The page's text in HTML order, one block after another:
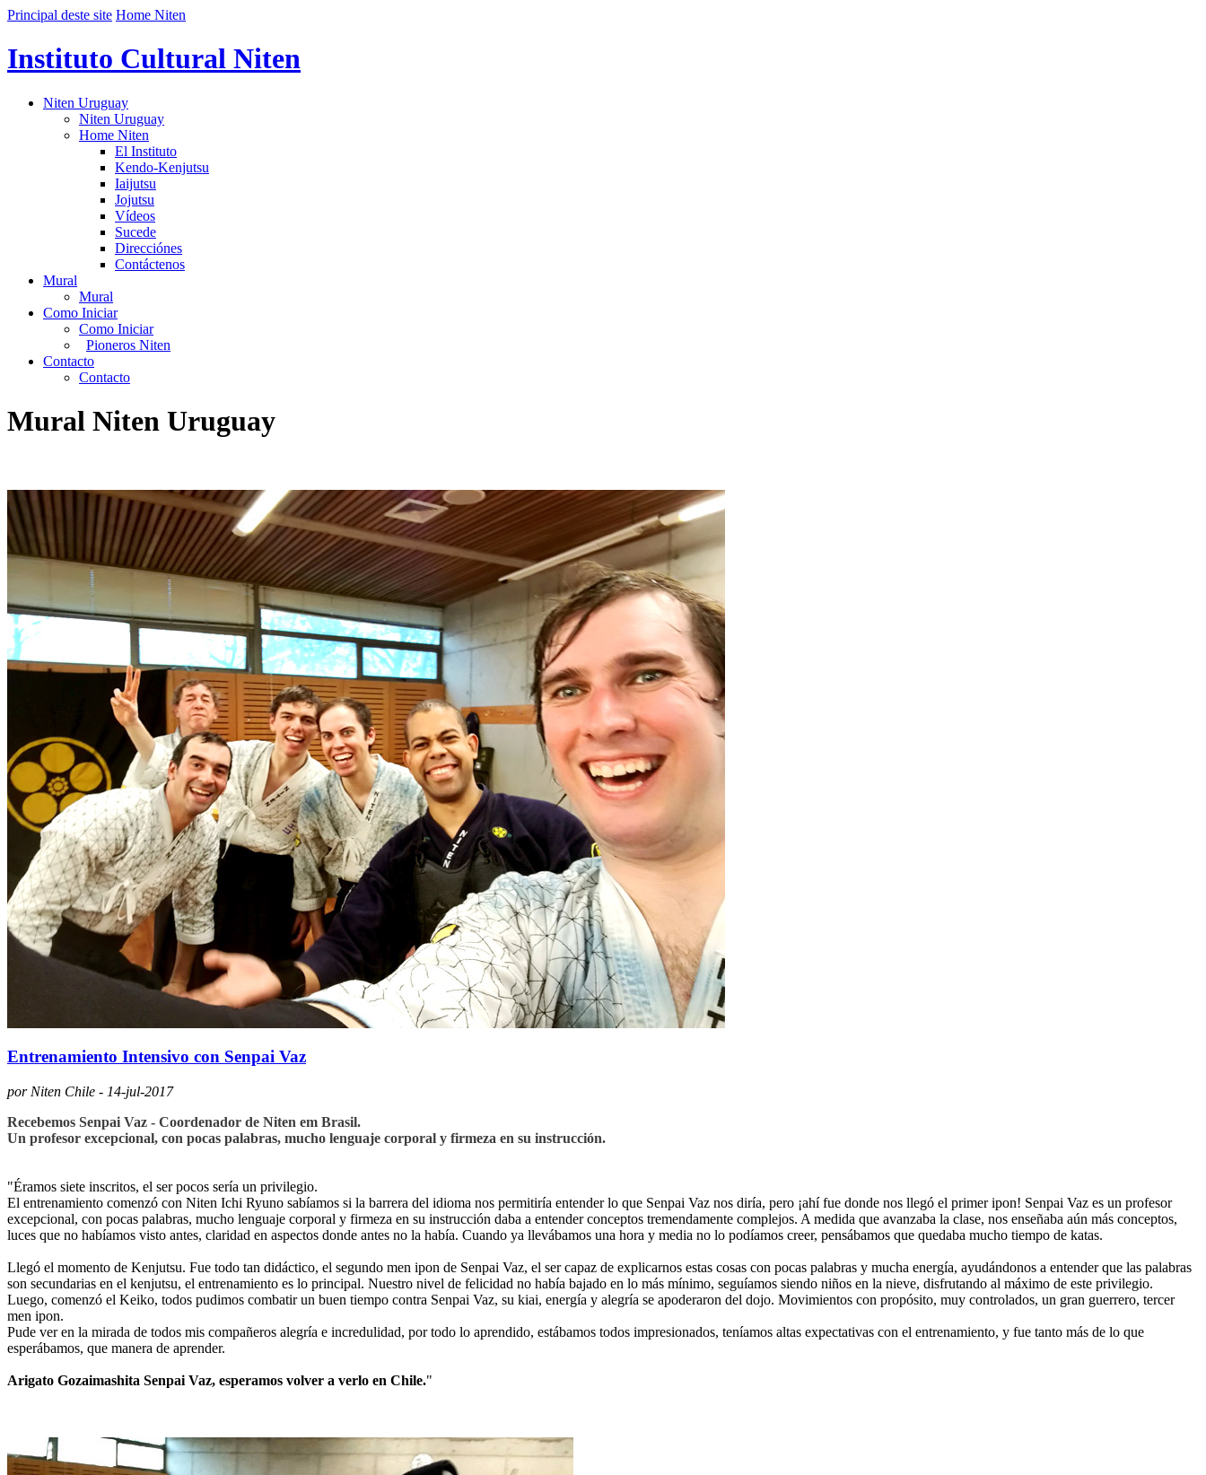
Principal deste site Home Niten
Instituto Cultural Niten
Niten Uruguay
Niten Uruguay
Home Niten
El Instituto
Kendo-Kenjutsu
Iaijutsu
Jojutsu
Vídeos
Sucede
Direcciónes
Contáctenos
Mural
Mural
Como Iniciar
Como Iniciar
Pioneros Niten
Contacto
Contacto
Mural Niten Uruguay
Entrenamiento Intensivo con Senpai Vaz
por Niten Chile - 14-jul-2017
Recebemos Senpai Vaz - Coordenador de Niten em Brasil.
Un profesor excepcional, con pocas palabras, mucho lenguaje corporal y firmeza en su instrucción.
"Éramos siete inscritos, el ser pocos sería un privilegio.
El entrenamiento comenzó con Niten Ichi Ryuno sabíamos si la barrera del idioma nos permitiría entender lo que Senpai Vaz nos diría, pero ¡ahí fue donde nos llegó el primer ipon! Senpai Vaz es un profesor
excepcional, con pocas palabras, mucho lenguaje corporal y firmeza en su instrucción daba a entender conceptos tremendamente complejos. A medida que avanzaba la clase, nos enseñaba aún más conceptos,
luces que no habíamos visto antes, claridad en aspectos donde antes no la había. Cuando ya llevábamos una hora y media no lo podíamos creer, pensábamos que quedaba mucho tiempo de katas.
Llegó el momento de Kenjutsu. Fue todo tan didáctico, el segundo men ipon de Senpai Vaz, el ser capaz de explicarnos estas cosas con pocas palabras y mucha energía, ayudándonos a entender que las palabras
son secundarias en el kenjutsu, el entrenamiento es lo principal. Nuestro nivel de felicidad no había bajado en lo más mínimo, seguíamos siendo niños en la nieve, disfrutando al máximo de este privilegio.
Luego, comenzó el Keiko, todos pudimos combatir un buen tiempo contra Senpai Vaz, su kiai, energía y alegría se apoderaron del dojo. Movimientos con propósito, muy controlados, un gran guerrero, tercer
men ipon.
Pude ver en la mirada de todos mis compañeros alegría e incredulidad, por todo lo aprendido, estábamos todos impresionados, teníamos altas expectativas con el entrenamiento, y fue tanto más de lo que
esperábamos, que manera de aprender.
Arigato Gozaimashita Senpai Vaz, esperamos volver a verlo en Chile."